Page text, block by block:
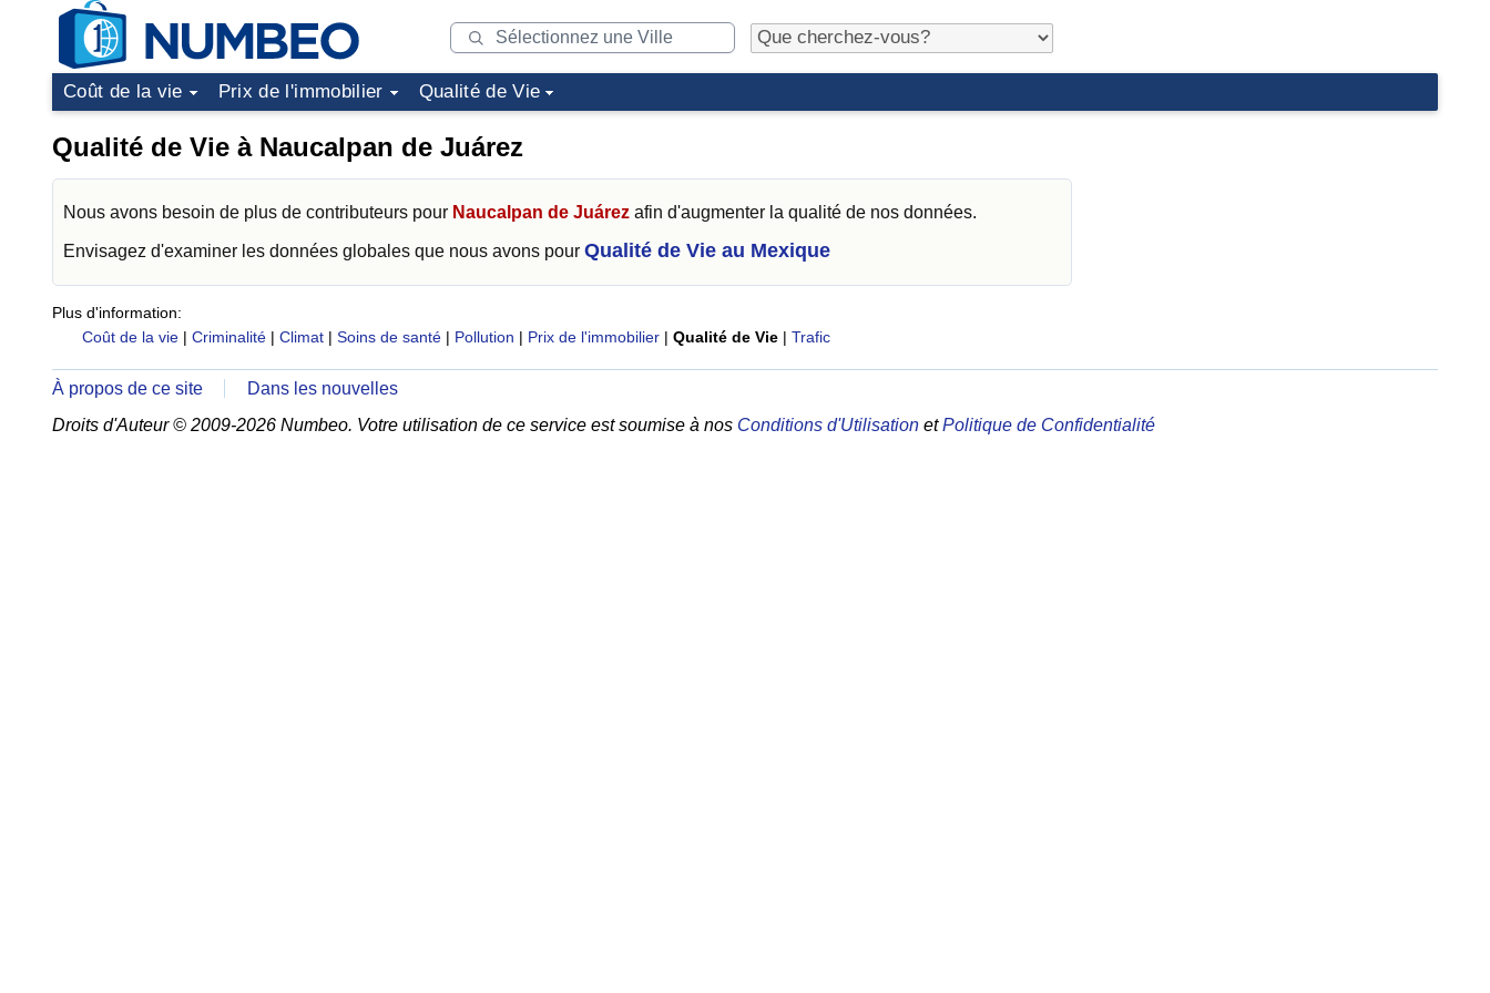
Coût de la vie Prix de l'immobilier Qualité de Vie
Qualité de Vie à Naucalpan de Juárez
Nous avons besoin de plus de contributeurs pour Naucalpan de Juárez afin d'augmenter la qualité de nos données.
Envisagez d'examiner les données globales que nous avons pour Qualité de Vie au Mexique
Plus d'information:
Coût de la vie | Criminalité | Climat | Soins de santé | Pollution | Prix de l'immobilier | Qualité de Vie | Trafic
À propos de ce site
Dans les nouvelles
Droits d'Auteur © 2009-2026 Numbeo. Votre utilisation de ce service est soumise à nos Conditions d'Utilisation etPolitique de Confidentialité